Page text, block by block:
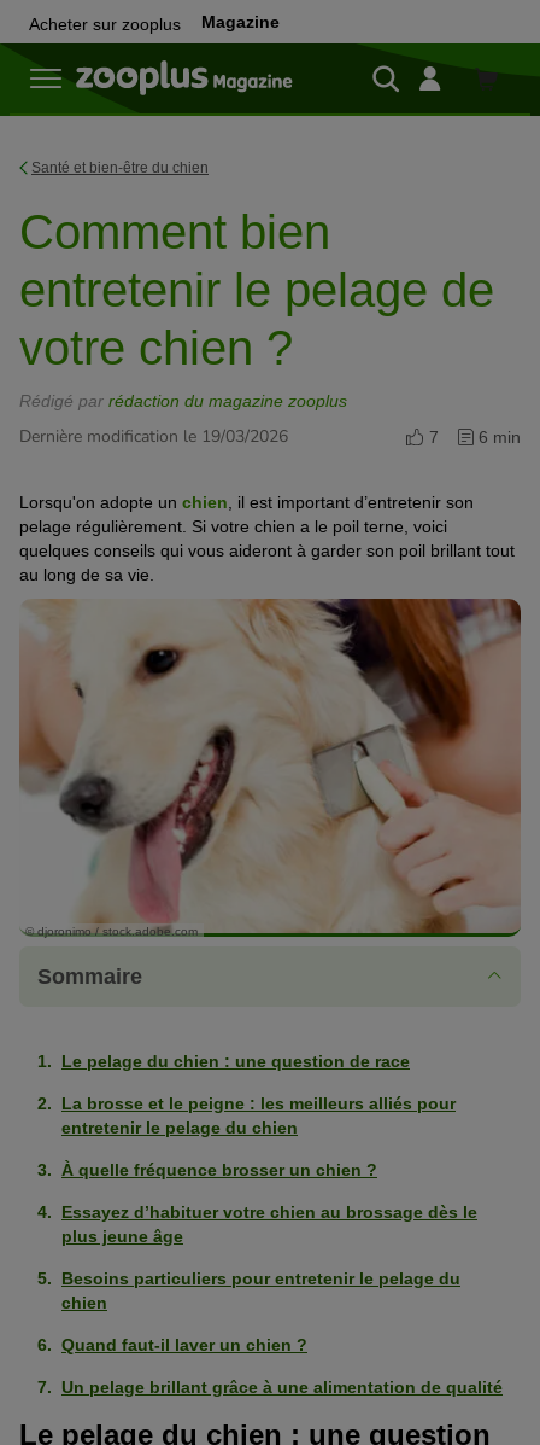
Acheter sur zooplus Magazine
Santé et bien-être du chien
Comment bien
entretenir le pelage de
votre chien ?
Rédigé par rédaction du magazine zooplus
Dernière modification le 19/03/2026 7 6 min
Lorsqu'on adopte un chien , il est important d’entretenir son
pelage régulièrement. Si votre chien a le poil terne, voici
quelques conseils qui vous aideront à garder son poil brillant tout
au long de sa vie
© djoronimo / stock.adobe.com
Sommaire
Le pelage du chien : une question de race
La brosse et le peigne : les meilleurs alliés pour
entretenir le pelage du chien
À quelle fréquence brosser un chien ?
Essayez d’habituer votre chien au brossage dès le
plus jeune âge
Besoins particuliers pour entretenir le pelage du
chien
Quand faut-il laver un chien ?
Un pelage brillant grâce à une alimentation de qualité
Le pelage du chien : une question